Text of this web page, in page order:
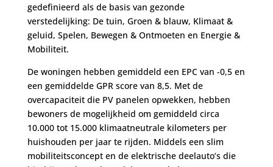
gedefinieerd als de basis van gezonde
verstedelijking: De tuin, Groen & blauw, Klimaat &
geluid, Spelen, Bewegen & Ontmoeten en Energie &
Mobiliteit.
De woningen hebben gemiddeld een EPC van -0,5 en
een gemiddelde GPR score van 8,5. Met de
overcapaciteit die PV panelen opwekken, hebben
bewoners de mogelijkheid om gemiddeld circa
10.000 tot 15.000 klimaatneutrale kilometers per
huishouden per jaar te rijden. Middels een slim
mobiliteitsconcept en de elektrische deelauto’s die